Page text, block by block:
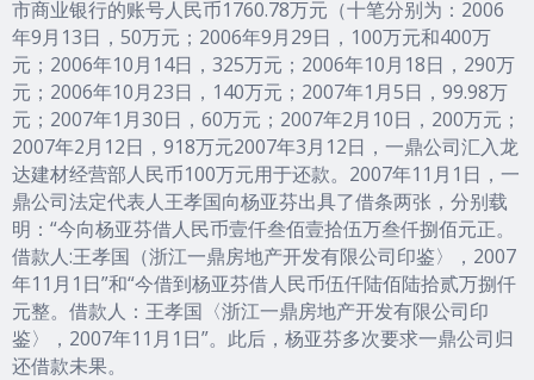
市商业银行的账号人民币1760.78万元（十笔分别为：2006
年9月13日，50万元；2006年9月29日，100万元和400万
元；2006年10月14日，325万元；2006年10月18日，290万
元；2006年10月23日，140万元；2007年1月5日，99.98万
元；2007年1月30日，60万元；2007年2月10日，200万元；
2007年2月12日，918万元2007年3月12日，一鼎公司汇入龙
达建材经营部人民币100万元用于还款。2007年11月1日，一
鼎公司法定代表人王孝国向杨亚芬出具了借条两张，分别载
明：“今向杨亚芬借人民币壹仟叁佰壹拾伍万叁仟捌佰元正。
借款人:王孝国（浙江一鼎房地产开发有限公司印鉴〉，2007
年11月1日”和“今借到杨亚芬借人民币伍仟陆佰陆拾贰万捌仟
元整。借款人：王孝国〈浙江一鼎房地产开发有限公司印
鉴〉，2007年11月1日”。此后，杨亚芬多次要求一鼎公司归
还借款未果。